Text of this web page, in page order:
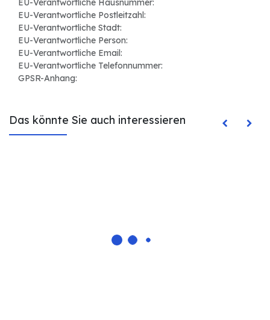
EU-Verantwortliche Hausnummer:
EU-Verantwortliche Postleitzahl:
EU-Verantwortliche Stadt:
EU-Verantwortliche Person:
EU-Verantwortliche Email:
EU-Verantwortliche Telefonnummer:
GPSR-Anhang:
Das könnte Sie auch interessieren